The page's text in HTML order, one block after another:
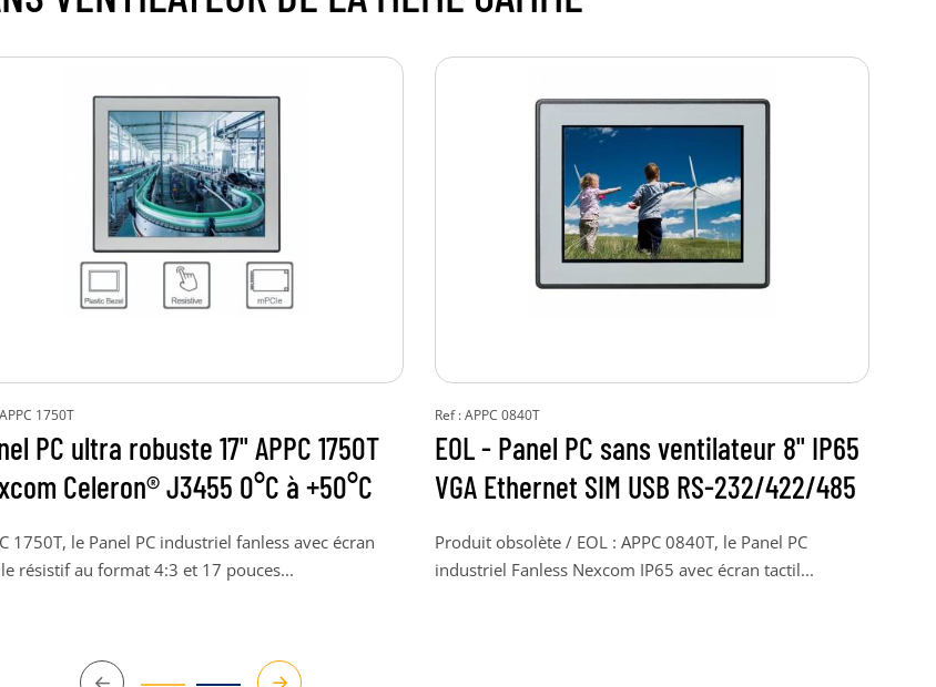
1750T
PC ultra robuste 17" APPC 1750T
Celeron® J3455 0°C à +50°C
1750T, le Panel PC industriel fanless avec écran
résistif au format 4:3 et 17 pouces...
Ref : APPC 0840T
EOL - Panel PC sans ventilateur 8" IP65
VGA Ethernet SIM USB RS-232/422/485
Produit obsolète / EOL : APPC 0840T, le Panel PC
industriel Fanless Nexcom IP65 avec écran tactil...